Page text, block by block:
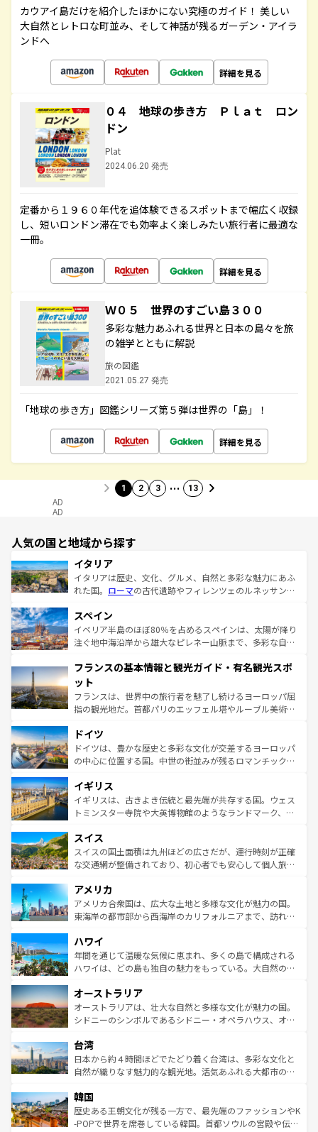
カウアイ島だけを紹介したほかにない究極のガイド！ 美しい
大自然とレトロな町並み、そして神話が残るガーデン・アイラ
ンドへ
詳細を見る
０４ 地球の歩き方 Ｐｌａｔ ロン
ドン
Plat
2024.06.20 発売
定番から１９６０年代を追体験できるスポットまで幅広く収録
し、短いロンドン滞在でも効率よく楽しみたい旅行者に最適な
一冊。
詳細を見る
Ｗ０５ 世界のすごい島３００
多彩な魅力あふれる世界と日本の島々を旅
の雑学とともに解説
旅の図鑑
2021.05.27 発売
「地球の歩き方」図鑑シリーズ第５弾は世界の「島」！
詳細を見る
1 2 3 … 13
AD
AD
人気の国と地域から探す
イタリア
イタリアは歴史、文化、グルメ、自然と多彩な魅力にあふ
れた国。 ローマの古代遺跡やフィレンツェのルネッサンス
ろん、トスカーナの美しい田園風景やアマルフィ海岸の絶
景など、自然景観も見逃せない。観光の合間には、本場の
ピザやパスタなど、絶品のイタリア料理を堪能することも
ませてくれるイタリアで、忘れられない旅をしてみよう！
なお、新着のイタリア情報は
しい。
スペイン
イベリア半島のほぼ80％を占めるスペインは、太陽が降り
注ぐ地中海沿岸から雄大なピレネー山脈まで、多彩な自然
文化が根付くこの国では、情熱的なフラメンコ、熱気あふ
れる闘牛、そして美味しいタパスが生活の一部となってい
る。首都マドリードの洗練された雰囲気や、バルセロナの
アートに溢れた街角から、地方では古代ローマ遺跡や中世
せる。地方によって風土や気候が異なるスペインはその個
性で訪れる人を魅了する。 なお、新着のスペイン情報は コ
ンテンツ一覧を参照してほしい。
フランスの基本情報と観光ガイド・有名観光スポ
ット
フランスは、世界中の旅行者を魅了し続けるヨーロッパ屈
指の観光地だ。首都パリのエッフェル塔やルーブル美術館
で、幅広い魅力が詰まっている。華麗な宮殿、歴史的な大
聖堂、美しいビーチ、そして豊かな自然が、訪れる者を心
から魅了する。また、フランスは美食の国としても知ら
いる。シャンパンの発祥地であるランス、プロヴァンスの
香り高いラベンダー畑など、多彩な楽しみ方が可能だ。さ
らに、パリ以外の地域にも魅力が溢れており、どの街角に
れる地方に足を運ぶとそれぞれで全く異なる文化を体験で
きるだろう。 なお、新着のフランス情報はコンテンツ一覧
を参照してほしい。
ドイツ
ドイツは、豊かな歴史と多彩な文化が交差するヨーロッパ
の中心に位置する国。中世の街並みが残るロマンチック街
顔を持つこの国は、どこを歩いても飽きることがない。ベ
ルリンの文化的活気、バイエルン州のアルプスの絶景、そ
してライン川沿いのワイン畑といった風景は必見。ビール
は、お酒好きな人にはぜひ体験してほしい。 なお、新着の
ドイツ情報はコンテンツ一覧を参照してほしい。
イギリス
イギリスは、古きよき伝統と最先端が共存する国。ウェス
トミンスター寺院や大英博物館のようなランドマーク、歴
リアごとに異なる魅力がある。また、優雅なアフタヌーン
ティー、ビール好きにはたまらない英国パブ、サッカー観
戦など、本場だからこそできる体験も豊富。イギリスを旅
ンツ一覧を参照してほしい。
スイス
スイスの国土面積は九州ほどの広さだが、運行時刻が正確
な交通網が整備されており、初心者でも安心して個人旅行
の建物がそのまま残る町や、スイスならではのユニークな
博物館もあり、アルプス観光だけでなく町歩きも満喫する
ことができる。国民の所得が高いため物価も高いが、旅行
ば市内交通費無料で観光を楽しむこともできる。 なお、新
着のスイス情報はコンテンツ一覧 を参照してほしい。
アメリカ
アメリカ合衆国は、広大な土地と多様な文化が魅力の国。
東海岸の都市部から西海岸のカリフォルニアまで、訪れる
のような巨大都市は、観光、ショッピング、エンターテイ
ンメントが詰まった刺激的なスポットだ。一方、アメリカ
西部には大自然が広がり、グランドキャニオンやイエロー
部のニューオーリンズでは、音楽と美食が融合した独特の
文化が魅力。旅行者はアメリカの各地域で異なる魅力を楽
しみながら、その多様性と豊かな歴史を感じることができ
ならではの贅沢な旅のスタイルだ。 なお、新着のアメリカ
情報はコンテンツ一覧を参照してほしい。
ハワイ
年間を通じて温暖な気候に恵まれ、多くの島で構成される
ハワイは、どの島も独自の魅力をもっている。大自然の神
ワイ島は見逃せない。また、定番の観光地といえばオアフ
島だが、静かな自然を求めるならマウイ島やカウアイ島が
おすすめ。エメラルドグリーンに輝く海をはじめ、豊かな
れるおもてなしの心で訪れる人々を迎えてくれるハワイの
人々、おいしいローカルフードやハワイアンミュージッ
ク、伝統的なフラダンスなど、すべてがハワイの魅力を彩
ワイを、存分に味わってほしい。 なお、新着のハワイ情報
はコンテンツ一覧を参照してほしい。
オーストラリア
オーストラリアは、壮大な自然と多様な文化が魅力の国。
シドニーのシンボルであるシドニー・オペラハウス、オー
リアリーフや大陸中央部にそびえるウルル（エアーズロッ
ク）、タスマニアの美しい原生林やケアンズの熱帯雨林な
ど、見どころがたくさん。また、カフェやワイン、オージ
いる。アクティビティも充実しており、サーフィンやダイ
ビング、ハイキングなど、アウトドア好きにはたまらな
い。オーストラリアの多彩な魅力を存分に味わいつくそ
台湾
日本から約４時間ほどでたどり着く台湾は、多彩な文化と
自然が織りなす魅力的な観光地。活気あふれる大都市の台
ン）、静ひつな山岳地帯である台湾東部など、都市の喧騒
と山間の静けさが共存しており、訪れる人に新しい発見と
驚きをもたらしてくれる。また、奥深い台湾の食文化も魅
韓国
歴史ある王朝文化が残る一方で、最先端のファッションやK
-POPで世界を席巻している韓国。首都ソウルの宮殿や伝統